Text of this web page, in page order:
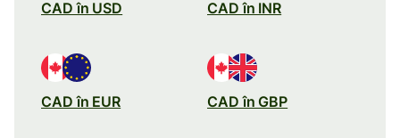
CAD în USD CAD în INR
CAD în EUR CAD în GBP